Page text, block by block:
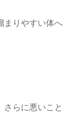
まりやすい体へ
さらに悪いこと